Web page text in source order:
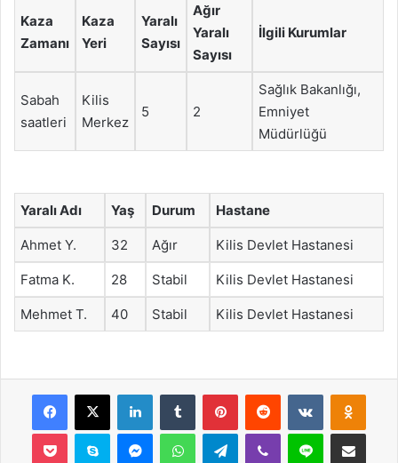
Kaza
Zamanı
Kaza
Yeri
Yaralı
Sayısı
Ağır
Yaralı
Sayısı
İlgili Kurumlar
Sabah
saatleri
Kilis
Merkez
5 2
Sağlık Bakanlığı,
Emniyet
Müdürlüğü
Yaralı Adı Yaş Durum Hastane
Ahmet Y. 32 Ağır Kilis Devlet Hastanesi
Fatma K. 28 Stabil Kilis Devlet Hastanesi
Mehmet T. 40 Stabil Kilis Devlet Hastanesi
Facebook
X LinkedInTumblr PinterestReddit VKontakte
Pocket Skype MessengerWhatsAppTelegramViber Line E-Posta ile